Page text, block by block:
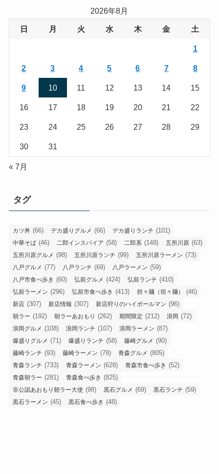
2026年8月
日 月 火 水 木 金 土
1
2 3 4 5 6 7 8
9 10 11 12 13 14 15
16 17 18 19 20 21 22
23 24 25 26 27 28 29
30 31
« 7月
タグ
カツ丼 (66) デカ盛りグルメ (66) デカ盛りランチ (101)
中華そば (46) 二郎インスパイア (58) 二郎系 (148) 五所川原 (63)
五所川原グルメ (98) 五所川原ランチ (99) 五所川原ラーメン (73)
八戸グルメ (77) 八戸ランチ (69) 八戸ラーメン (59)
八戸市食べ歩き (60) 弘前グルメ (424) 弘前ランチ (410)
弘前ラーメン (296) 弘前市食べ歩き (413) 担々麺（坦々麺） (46)
新店 (307) 新店情報 (307) 新店狩りのハイボールマン (96)
朝ラー (192) 朝ラーあおもり (262) 期間限定 (212) 浪岡 (72)
浪岡グルメ (108) 浪岡ランチ (107) 浪岡ラーメン (87)
爆盛りグルメ (71) 爆盛りランチ (58) 藤崎グルメ (90)
藤崎ランチ (93) 藤崎ラーメン (78) 青森グルメ (805)
青森ランチ (733) 青森ラーメン (628) 青森市食べ歩き (52)
青森朝ラー (281) 青森食べ歩き (825)
非公認あおもり朝ラー大使 (98) 黒石グルメ (69) 黒石ランチ (59)
黒石ラーメン (45) 黒石食べ歩き (48)